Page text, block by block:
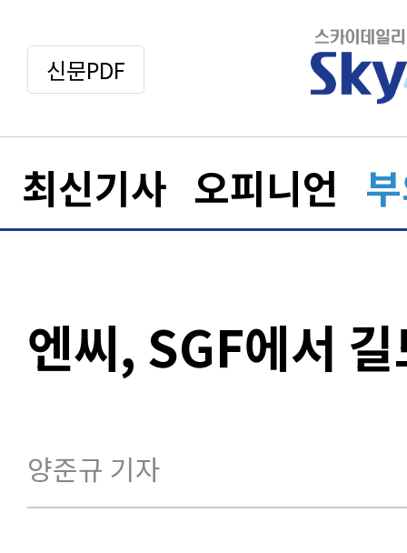
신문PDF
최신기사 오피니언
엔씨, SGF에서
양준규 기자